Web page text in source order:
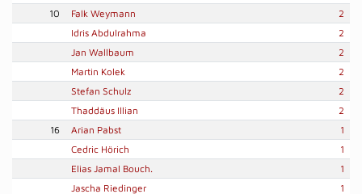
10
Falk Weymann
2
Idris Abdulrahma
2
Jan Wallbaum
2
Martin Kolek
2
Stefan Schulz
2
Thaddäus Illian
2
16
Arian Pabst
1
Cedric Hörich
1
Elias Jamal Bouch.
1
Jascha Riedinger
1